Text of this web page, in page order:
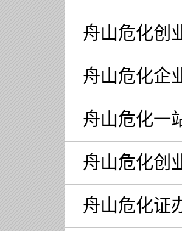
舟山危化创
舟山危化企
舟山危化一
舟山危化创
舟山危化证